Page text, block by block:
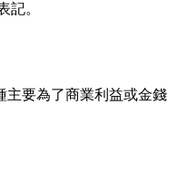
記。
要為了商業利益或金錢